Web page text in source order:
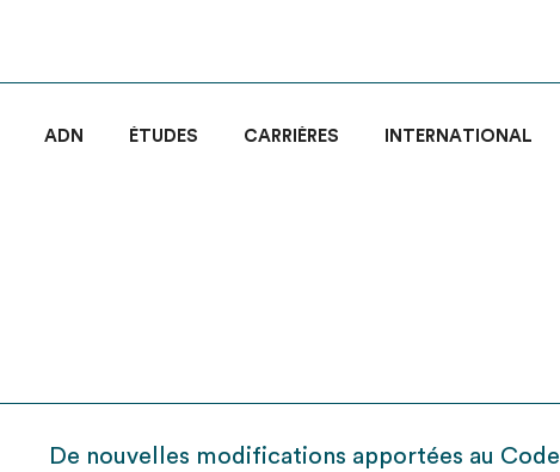
ADN ÉTUDES CARRIÈRES INTERNATIONAL
De nouvelles modifications apportées au Code